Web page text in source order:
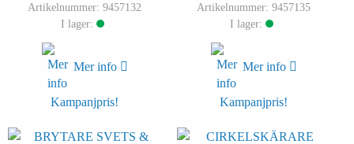
Artikelnummer: 9457132
I lager:
Mer info
Kampanjpris!
Artikelnummer: 9457135
I lager:
Mer info
Kampanjpris!